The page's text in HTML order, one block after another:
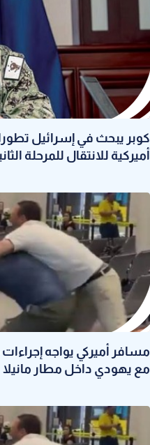
كوبر يبحث في إسرائيل
أميركية للانتقال للمرحلة
مسافر أميركي يواجه
مع يهودي داخل مطار مانيلا